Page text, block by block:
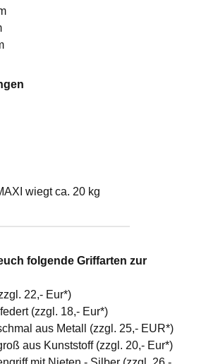
wiegt ca. 20 kg
folgende Griffarten zur
22,- Eur*)
(zzgl. 18,- Eur*)
aus Metall (zzgl. 25,- EUR*)
aus Kunststoff (zzgl. 20,- Eur*)